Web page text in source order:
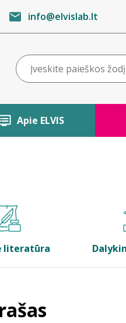
info@elvislab.lt
Apie ELVIS
literatūra